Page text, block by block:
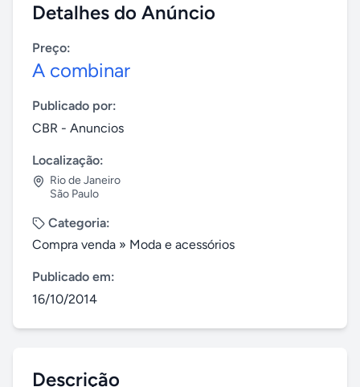
Detalhes do Anúncio
Preço:
A combinar
Publicado por:
CBR - Anuncios
Localização:
Rio de Janeiro
São Paulo
Categoria:
Compra venda » Moda e acessórios
Publicado em:
16/10/2014
Descrição